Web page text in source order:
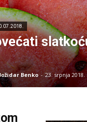
Benko - 23. srpnja 2018.